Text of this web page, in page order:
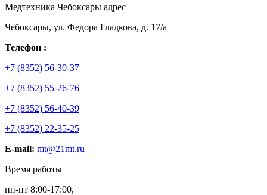
Медтехника Чебоксары адрес
Чебоксары, ул. Федора Гладкова, д. 17/а
Телефон :
+7 (8352) 56-30-37
+7 (8352) 55-26-76
+7 (8352) 56-40-39
+7 (8352) 22-35-25
E-mail: mt@21mt.ru
Время работы
пн-пт 8:00-17:00,